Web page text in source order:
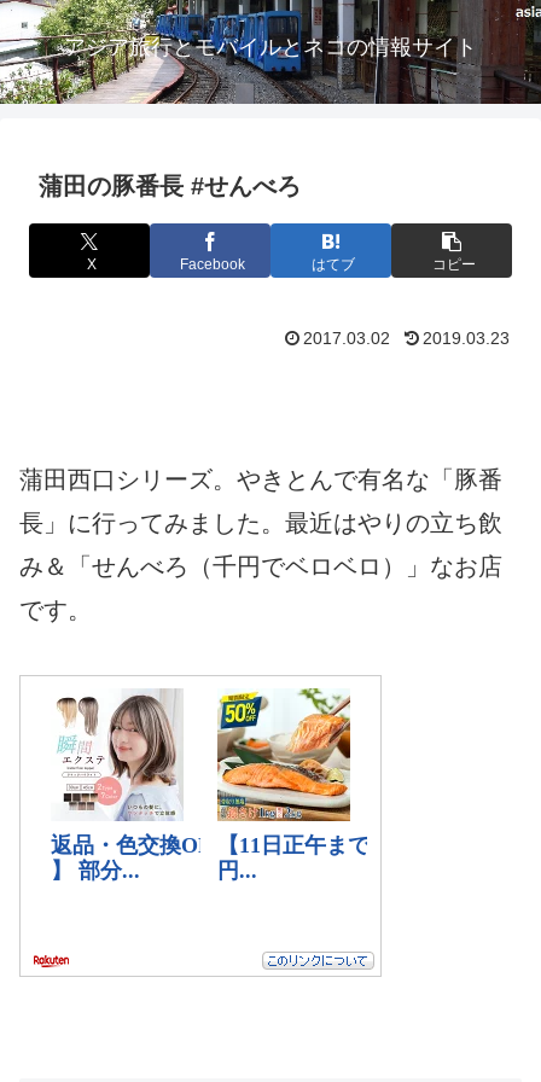
アジア旅行とモバイルとネコの情報サイト
蒲田の豚番長 #せんべろ
X Facebook はてブ コピー
2017.03.02 2019.03.23
蒲田西口シリーズ。やきとんで有名な「豚番
長」に行ってみました。最近はやりの立ち飲
み＆「せんべろ（千円でベロベロ）」なお店
です。